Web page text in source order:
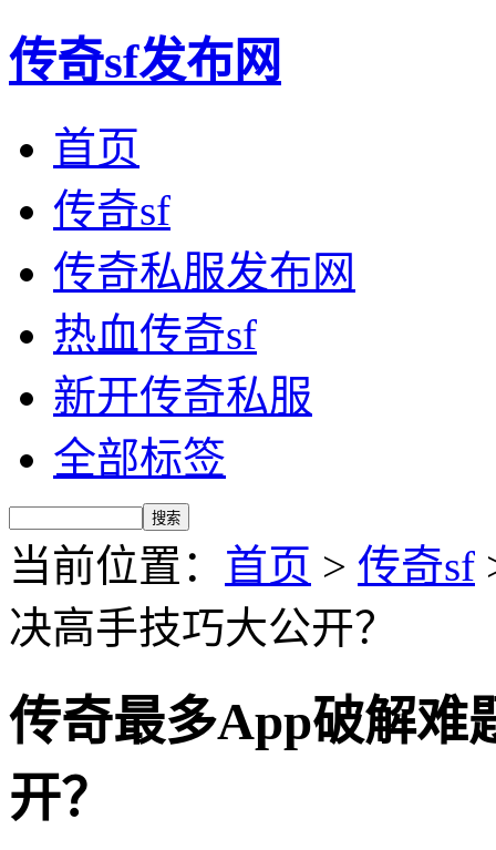
传奇sf发布网
首页
传奇sf
传奇私服发布网
热血传奇sf
新开传奇私服
全部标签
当前位置： 首页 > 传奇sf
决高手技巧大公开？
传奇最多App破解难
开？